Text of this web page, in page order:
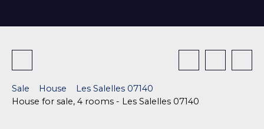
Sale House
Les Salelles 07140
House for sale, 4 rooms - Les Salelles 07140